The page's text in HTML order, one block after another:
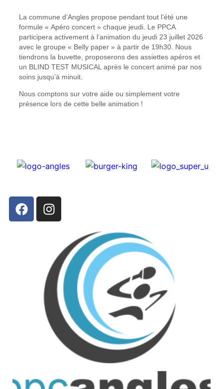
La commune d’Angles propose pendant tout l’été une
formule « Apéro concert » chaque jeudi. Le PPCA
participera activement à l’animation du jeudi 23 juillet 2026
avec le groupe « Belly paper » à partir de 19h30. Nous
tiendrons la buvette, proposerons des assiettes apéros et
un BLIND TEST MUSICAL après le concert animé par nos
soins jusqu’à minuit.
Nous comptons sur votre aide ou simplement votre
présence lors de cette belle animation !